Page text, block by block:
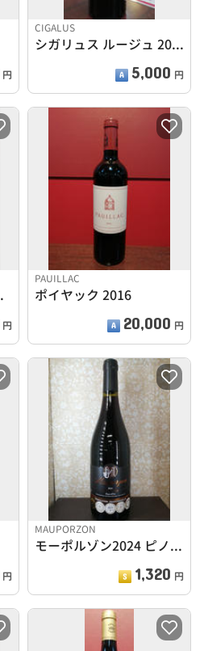
円
CIGALUS
シガリュス ルージュ 2019
5,000 円
リュー
円
PAUILLAC
ポイヤック 2016
20,000 円
円
MAUPORZON
モーポルゾン2024 ピノノワール
1,320 円